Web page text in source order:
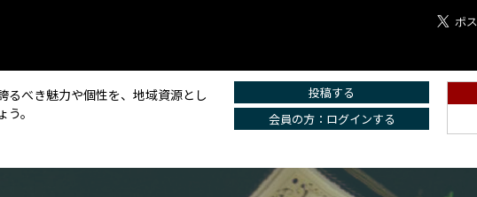
るべき魅力や個性を、地域資源とし
。
投稿する
会員の方：ログインする